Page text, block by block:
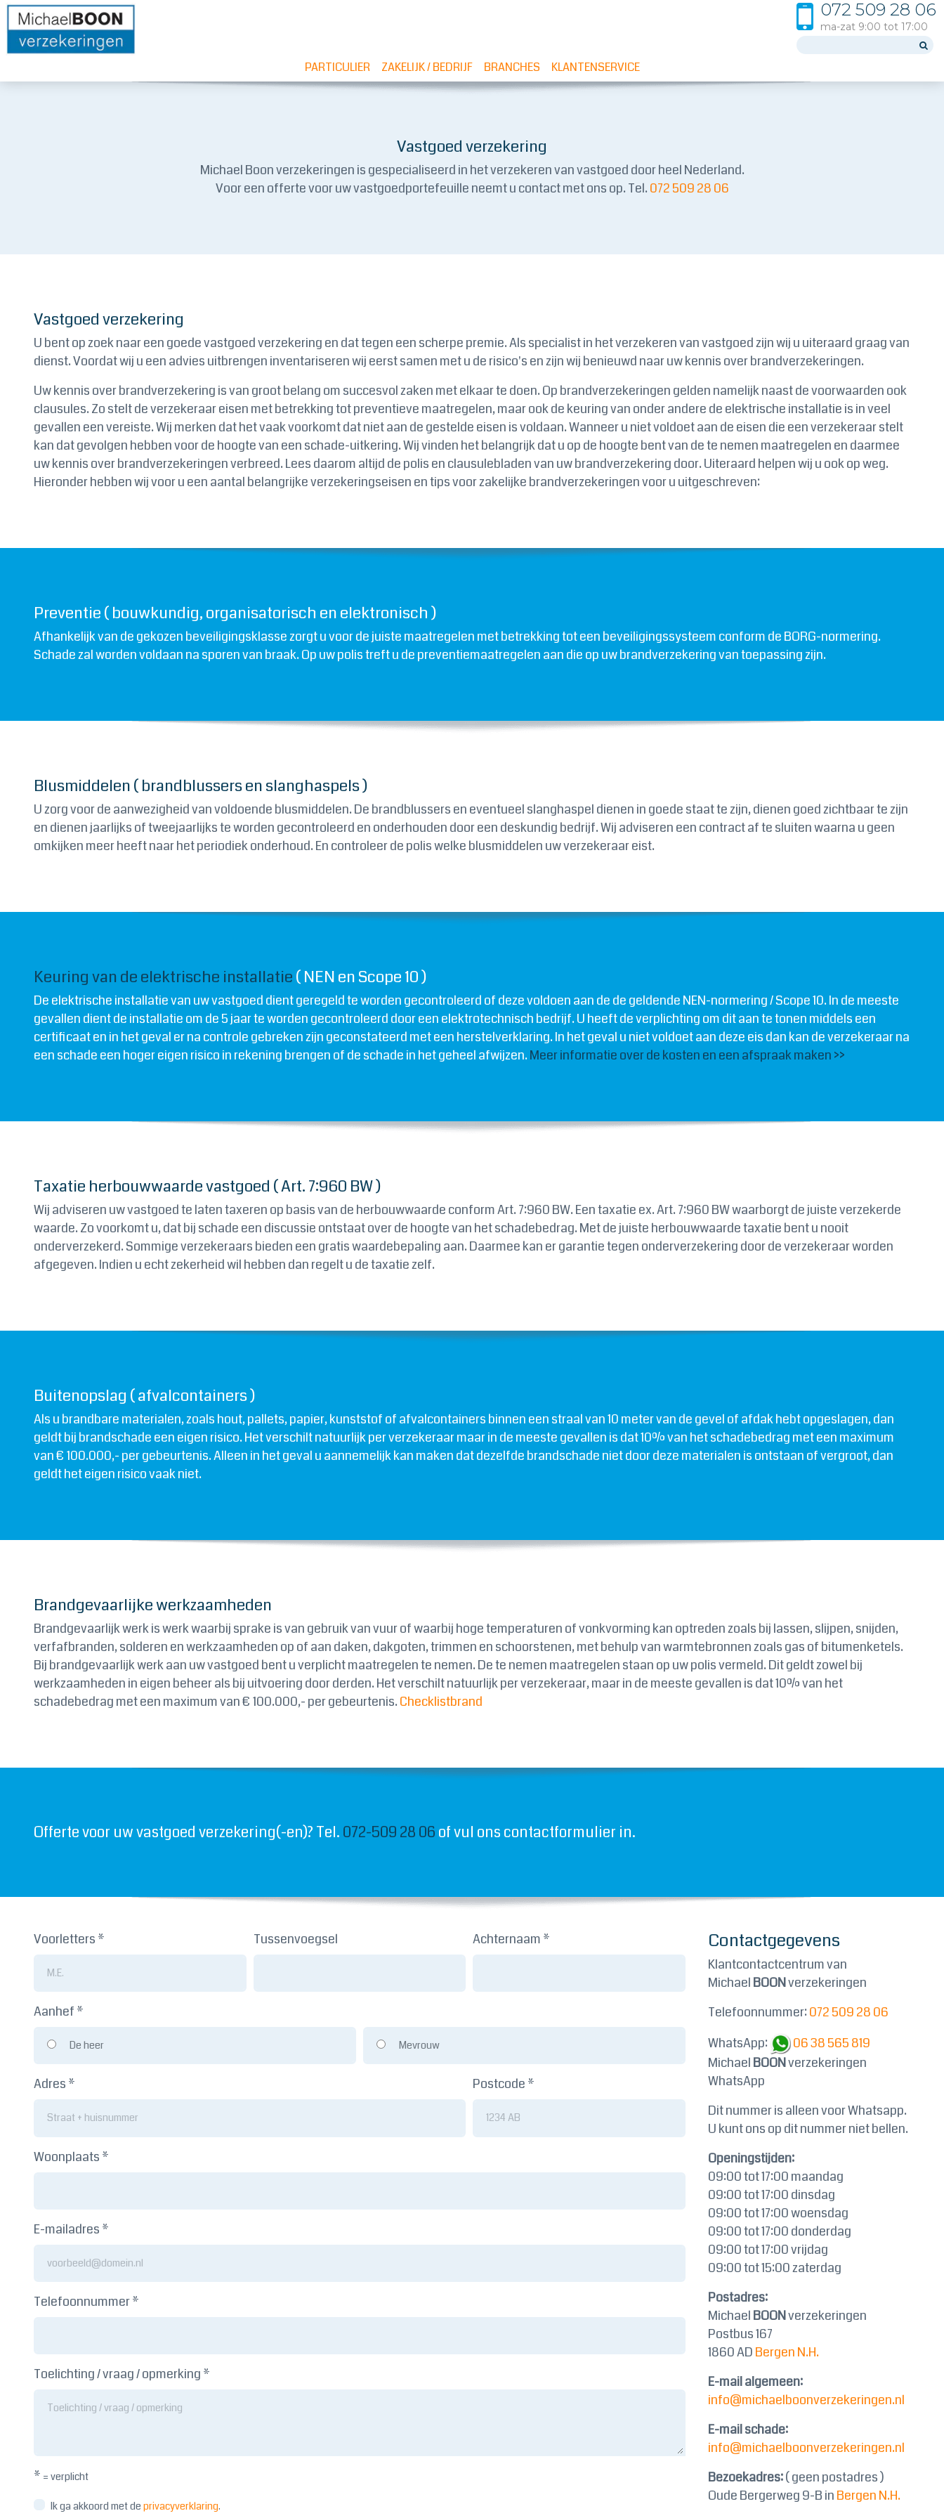
072 509 28 06
ma-zat 9:00 tot 17:00
PARTICULIER ZAKELIJK / BEDRIJF BRANCHES KLANTENSERVICE
Vastgoed verzekering
Michael Boon verzekeringen is gespecialiseerd in het verzekeren van vastgoed door heel Nederland.
Voor een offerte voor uw vastgoedportefeuille neemt u contact met ons op. Tel. 072 509 28 06
Vastgoed verzekering
U bent op zoek naar een goede vastgoed verzekering en dat tegen een scherpe premie. Als specialist in het verzekeren van vastgoed zijn wij u uiteraard graag van
dienst. Voordat wij u een advies uitbrengen inventariseren wij eerst samen met u de risico's en zijn wij benieuwd naar uw kennis over brandverzekeringen.
Uw kennis over brandverzekering is van groot belang om succesvol zaken met elkaar te doen. Op brandverzekeringen gelden namelijk naast de voorwaarden ook
clausules. Zo stelt de verzekeraar eisen met betrekking tot preventieve maatregelen, maar ook de keuring van onder andere de elektrische installatie is in veel
gevallen een vereiste. Wij merken dat het vaak voorkomt dat niet aan de gestelde eisen is voldaan. Wanneer u niet voldoet aan de eisen die een verzekeraar stelt
kan dat gevolgen hebben voor de hoogte van een schade-uitkering. Wij vinden het belangrijk dat u op de hoogte bent van de te nemen maatregelen en daarmee
uw kennis over brandverzekeringen verbreed. Lees daarom altijd de polis en clausulebladen van uw brandverzekering door. Uiteraard helpen wij u ook op weg.
Hieronder hebben wij voor u een aantal belangrijke verzekeringseisen en tips voor zakelijke brandverzekeringen voor u uitgeschreven:
Preventie ( bouwkundig, organisatorisch en elektronisch )
Afhankelijk van de gekozen beveiligingsklasse zorgt u voor de juiste maatregelen met betrekking tot een beveiligingssysteem conform de BORG-normering.
Schade zal worden voldaan na sporen van braak. Op uw polis treft u de preventiemaatregelen aan die op uw brandverzekering van toepassing zijn.
Blusmiddelen ( brandblussers en slanghaspels )
U zorg voor de aanwezigheid van voldoende blusmiddelen. De brandblussers en eventueel slanghaspel dienen in goede staat te zijn, dienen goed zichtbaar te zijn
en dienen jaarlijks of tweejaarlijks te worden gecontroleerd en onderhouden door een deskundig bedrijf. Wij adviseren een contract af te sluiten waarna u geen
omkijken meer heeft naar het periodiek onderhoud. En controleer de polis welke blusmiddelen uw verzekeraar eist.
Keuring van de elektrische installatie( NEN en Scope 10 )
De elektrische installatie van uw vastgoed dient geregeld te worden gecontroleerd of deze voldoen aan de de geldende NEN-normering / Scope 10. In de meeste
gevallen dient de installatie om de 5 jaar te worden gecontroleerd door een elektrotechnisch bedrijf. U heeft de verplichting om dit aan te tonen middels een
certificaat en in het geval er na controle gebreken zijn geconstateerd met een herstelverklaring. In het geval u niet voldoet aan deze eis dan kan de verzekeraar na
een schade een hoger eigen risico in rekening brengen of de schade in het geheel afwijzen.Meer informatie over de kosten en een afspraak maken >>
Taxatie herbouwwaarde vastgoed ( Art. 7:960 BW )
Wij adviseren uw vastgoed te laten taxeren op basis van de herbouwwaarde conform Art. 7:960 BW. Een taxatie ex. Art. 7:960 BW waarborgt de juiste verzekerde
waarde. Zo voorkomt u, dat bij schade een discussie ontstaat over de hoogte van het schadebedrag. Met de juiste herbouwwaarde taxatie bent u nooit
onderverzekerd. Sommige verzekeraars bieden een gratis waardebepaling aan. Daarmee kan er garantie tegen onderverzekering door de verzekeraar worden
afgegeven. Indien u echt zekerheid wil hebben dan regelt u de taxatie zelf.
Buitenopslag ( afvalcontainers )
Als u brandbare materialen, zoals hout, pallets, papier, kunststof of afvalcontainers binnen een straal van 10 meter van de gevel of afdak hebt opgeslagen, dan
geldt bij brandschade een eigen risico. Het verschilt natuurlijk per verzekeraar maar in de meeste gevallen is dat 10% van het schadebedrag met een maximum
van € 100.000,- per gebeurtenis. Alleen in het geval u aannemelijk kan maken dat dezelfde brandschade niet door deze materialen is ontstaan of vergroot, dan
geldt het eigen risico vaak niet.
Brandgevaarlijke werkzaamheden
Brandgevaarlijk werk is werk waarbij sprake is van gebruik van vuur of waarbij hoge temperaturen of vonkvorming kan optreden zoals bij lassen, slijpen, snijden,
verfafbranden, solderen en werkzaamheden op of aan daken, dakgoten, trimmen en schoorstenen, met behulp van warmtebronnen zoals gas of bitumenketels.
Bij brandgevaarlijk werk aan uw vastgoed bent u verplicht maatregelen te nemen. De te nemen maatregelen staan op uw polis vermeld. Dit geldt zowel bij
werkzaamheden in eigen beheer als bij uitvoering door derden. Het verschilt natuurlijk per verzekeraar, maar in de meeste gevallen is dat 10% van het
schadebedrag met een maximum van € 100.000,- per gebeurtenis. Checklistbrand
Offerte voor uw vastgoed verzekering(-en)? Tel. 072-509 28 06 of vul ons contactformulier in.
Voorletters * Tussenvoegsel Achternaam *
Aanhef *
De heer Mevrouw
Adres * Postcode *
Woonplaats *
E-mailadres *
Telefoonnummer *
Toelichting / vraag / opmerking *
* = verplicht
Ik ga akkoord met de privacyverklaring.
Contactgegevens
Klantcontactcentrum van
Michael BOONverzekeringen
Telefoonnummer: 072 509 28 06
WhatsApp:
06 38 565 819
Michael BOONverzekeringen
WhatsApp
Dit nummer is alleen voor Whatsapp.
U kunt ons op dit nummer niet bellen.
Openingstijden:
09:00 tot 17:00 maandag
09:00 tot 17:00 dinsdag
09:00 tot 17:00 woensdag
09:00 tot 17:00 donderdag
09:00 tot 17:00 vrijdag
09:00 tot 15:00 zaterdag
Postadres:
Michael BOONverzekeringen
Postbus 167
1860 AD Bergen N.H.
E-mail algemeen:
info@michaelboonverzekeringen.nl
E-mail schade:
info@michaelboonverzekeringen.nl
Bezoekadres:( geen postadres )
Oude Bergerweg 9-B in Bergen N.H.